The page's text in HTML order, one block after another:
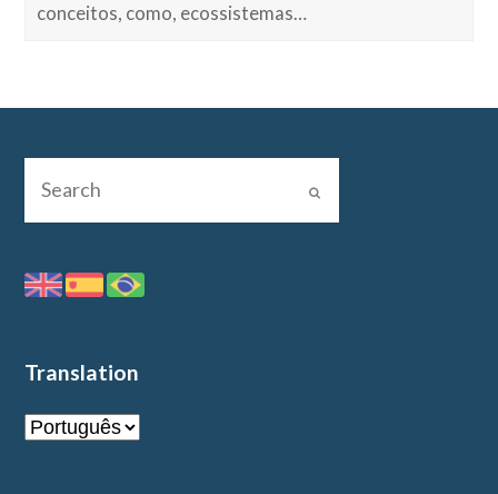
conceitos, como, ecossistemas…
Translation